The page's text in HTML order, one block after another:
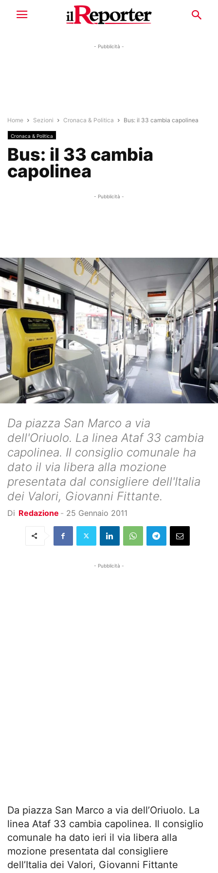
- Pubblicità -
Home Sezioni Cronaca & Politica Bus: il 33 cambia capolinea
Cronaca & Politica
Bus: il 33 cambia
capolinea
- Pubblicità -
Da piazza San Marco a via
dell'Oriuolo. La linea Ataf 33 cambia
capolinea. Il consiglio comunale ha
dato il via libera alla mozione
presentata dal consigliere dell'Italia
dei Valori, Giovanni Fittante.
Di Redazione - 25 Gennaio 2011
- Pubblicità -
Da piazza San Marco a via dell’Oriuolo. La
linea Ataf 33 cambia capolinea. Il consiglio
comunale ha dato ieri il via libera alla
mozione presentata dal consigliere
dell’Italia dei Valori, Giovanni Fittante